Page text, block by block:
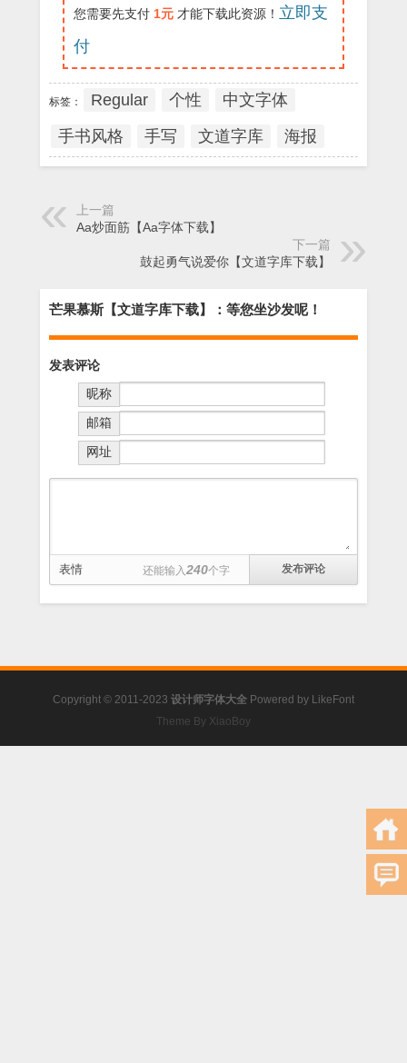
您需要先支付 1元 才能下载此资源！ 立即支
付
标签： Regular 个性
中文字体
手书风格
手写 文道字库 海报
上一篇
Aa炒面筋【Aa字体下载】
下一篇
鼓起勇气说爱你【文道字库下载】
芒果慕斯【文道字库下载】：等您坐沙发呢！
发表评论
昵称
邮箱
网址
表情 还能输入 240个字
Copyright © 2011-2023 设计师字体大全 Powered by LikeFont
Theme By XiaoBoy